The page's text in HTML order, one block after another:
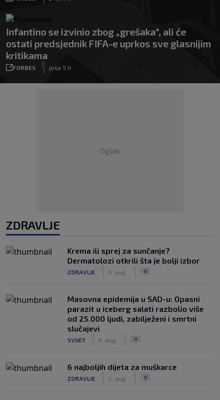
Infantino se izvinio zbog „grešaka“, ali će
ostati predsjednik FIFA-e uprkos sve glasnijim
kritikama
FORBES
|
prije 5 h
Oglas
ZDRAVLJE
Krema ili sprej za sunčanje?
Dermatolozi otkrili šta je bolji izbor
ZDRAVLJE 6. aug. 0
Masovna epidemija u SAD-u: Opasni
parazit u iceberg salati razbolio više
od 25.000 ljudi, zabilježeni i smrtni
slučajevi
SVIJET 6. aug. 0
6 najboljih dijeta za muškarce
ZDRAVLJE 5. aug. 0